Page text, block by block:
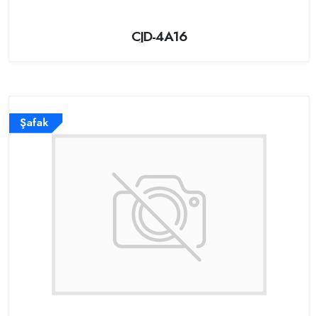
CJD-4A16
Şafak